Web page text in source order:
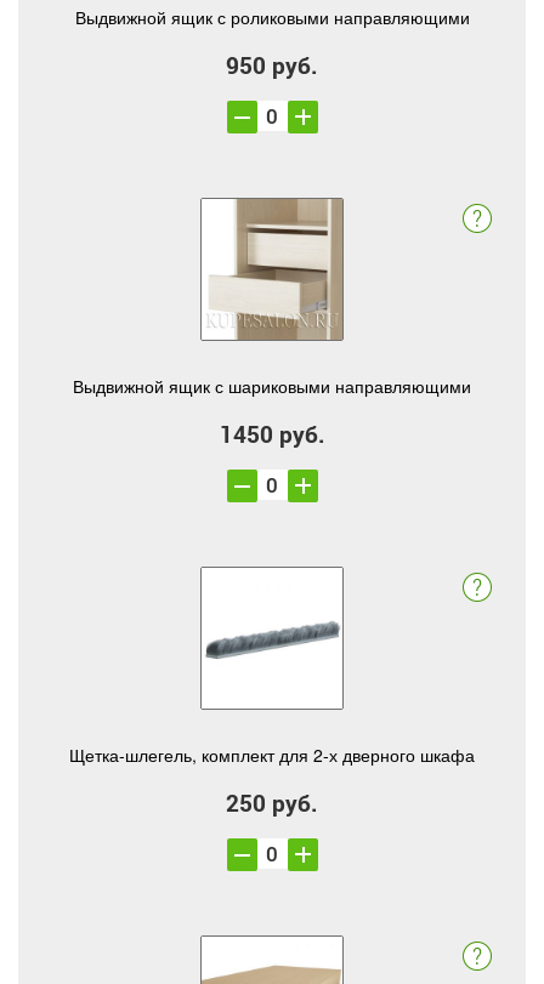
Выдвижной ящик с роликовыми направляющими
950 руб.
Выдвижной ящик с шариковыми направляющими
1450 руб.
Щетка-шлегель, комплект для 2-х дверного шкафа
250 руб.